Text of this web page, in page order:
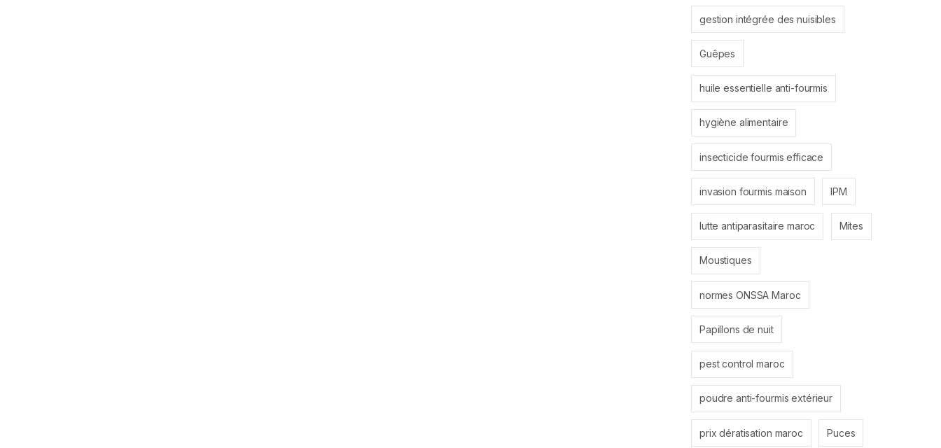
gestion intégrée des nuisibles
Guêpes
huile essentielle anti-fourmis
hygiène alimentaire
insecticide fourmis efficace
invasion fourmis maison IPM
lutte antiparasitaire maroc Mites
Moustiques
normes ONSSA Maroc
Papillons de nuit
pest control maroc
poudre anti-fourmis extérieur
prix dératisation maroc Puces